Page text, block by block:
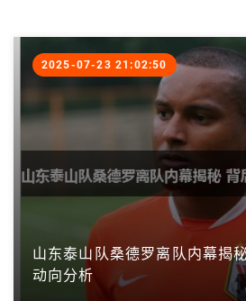
山东泰山队桑德罗离队内幕揭
动向分析
2025-07-23 21:02:50